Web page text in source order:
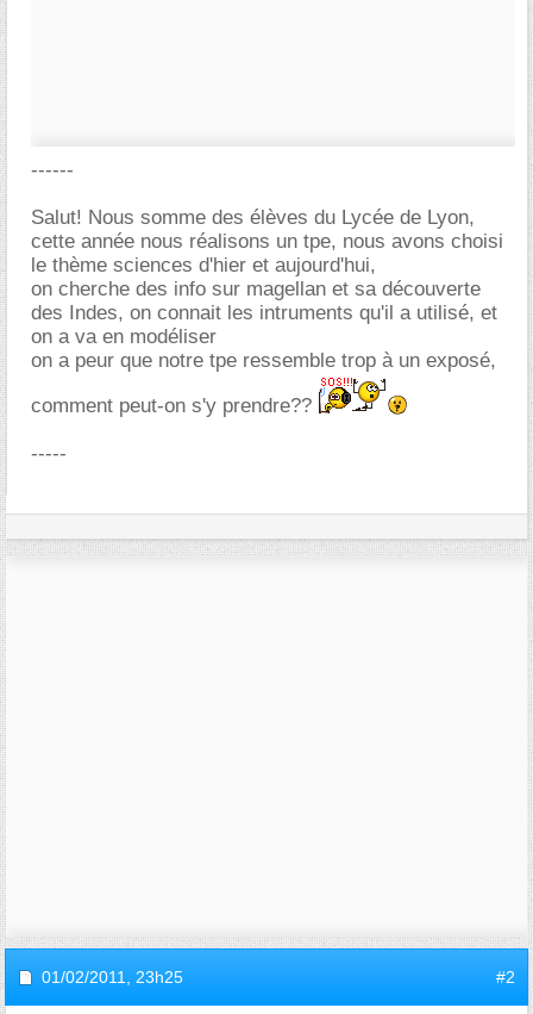
------
Salut! Nous somme des élèves du Lycée de Lyon,
cette année nous réalisons un tpe, nous avons choisi
le thème sciences d'hier et aujourd'hui,
on cherche des info sur magellan et sa découverte
des Indes, on connait les intruments qu'il a utilisé, et
on a va en modéliser
on a peur que notre tpe ressemble trop à un exposé,
comment peut-on s'y prendre??
-----
01/02/2011, 23h25 #2